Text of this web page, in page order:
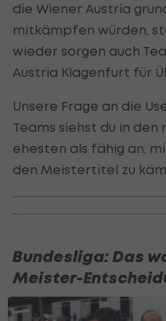
die Wiener Austria
mitkämpfen würden,
wieder sorgen auch
Austria Klagenfurt für
Unsere Frage an die
Teams siehst du in
ehesten als fähig an,
den Meistertitel zu
Bundesliga: Das
Meister-